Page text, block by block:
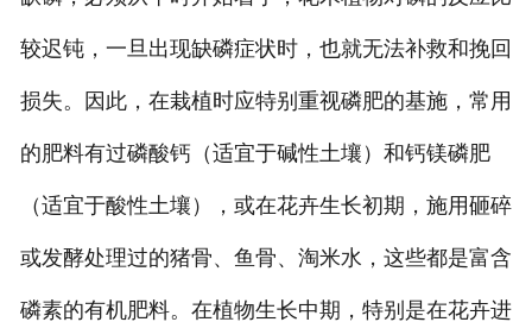
较迟钝，一旦出现缺磷症状时，也就无法补救和挽回
损失。因此，在栽植时应特别重视磷肥的基施，常用
的肥料有过磷酸钙（适宜于碱性土壤）和钙镁磷肥
（适宜于酸性土壤），或在花卉生长初期，施用砸碎
或发酵处理过的猪骨、鱼骨、淘米水，这些都是富含
磷素的有机肥料。在植物生长中期，特别是在花卉进